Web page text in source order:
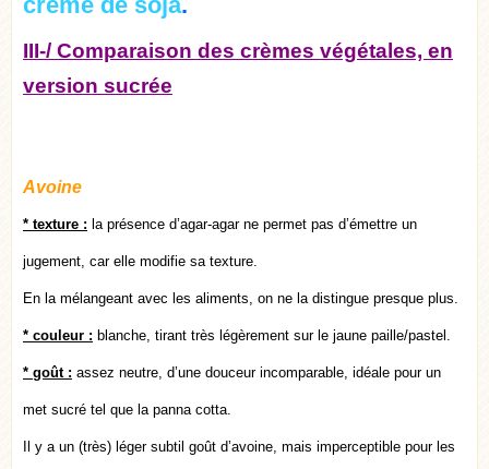
III-/ Comparaison des crèmes végétales, en
version sucrée
Avoine
* texture : la présence d’agar-agar ne permet pas d’émettre un
jugement, car elle modifie sa texture.
En la mélangeant avec les aliments, on ne la distingue presque plus.
* couleur : blanche, tirant très légèrement sur le jaune paille/pastel.
* goût : assez neutre, d’une douceur incomparable, idéale pour un
met sucré tel que la panna cotta.
Il y a un (très) léger subtil goût d’avoine, mais imperceptible pour les